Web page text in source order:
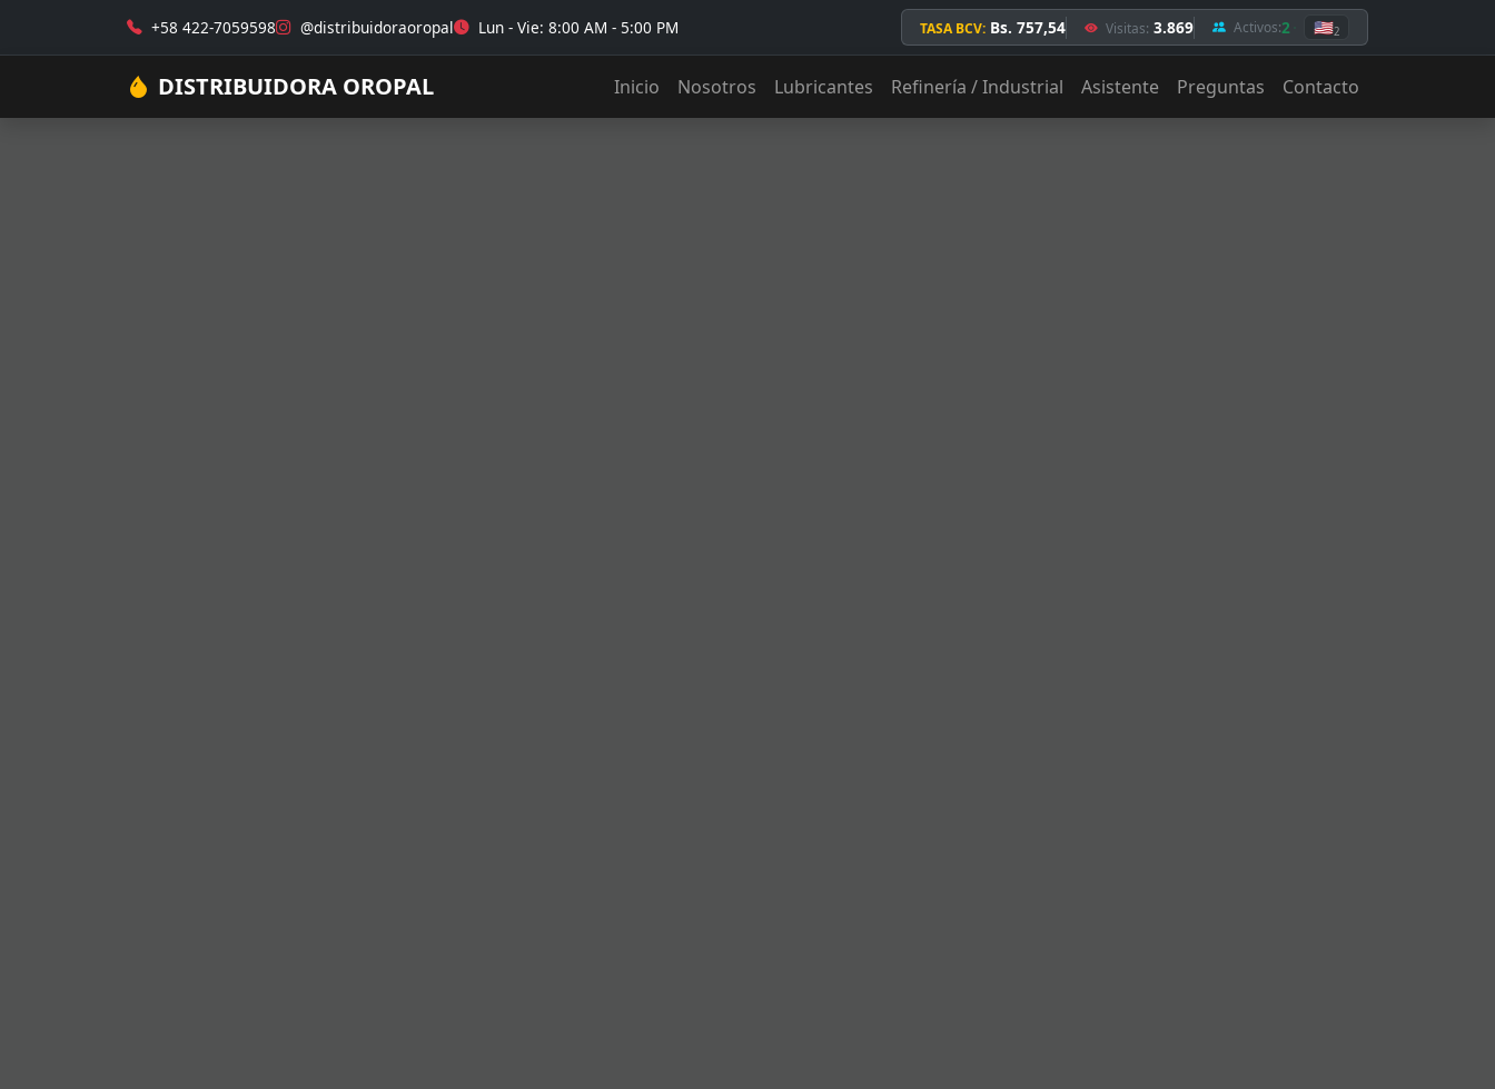
+58 422-7059598 @distribuidoraoropal Lun - Vie: 8:00 AM - 5:00 PM TASA BCV: Bs. 757,54 Visitas: 3.869 Activos:2 🇺🇸2
DISTRIBUIDORA OROPAL Inicio Nosotros Lubricantes Refinería / Industrial Asistente Preguntas Contacto